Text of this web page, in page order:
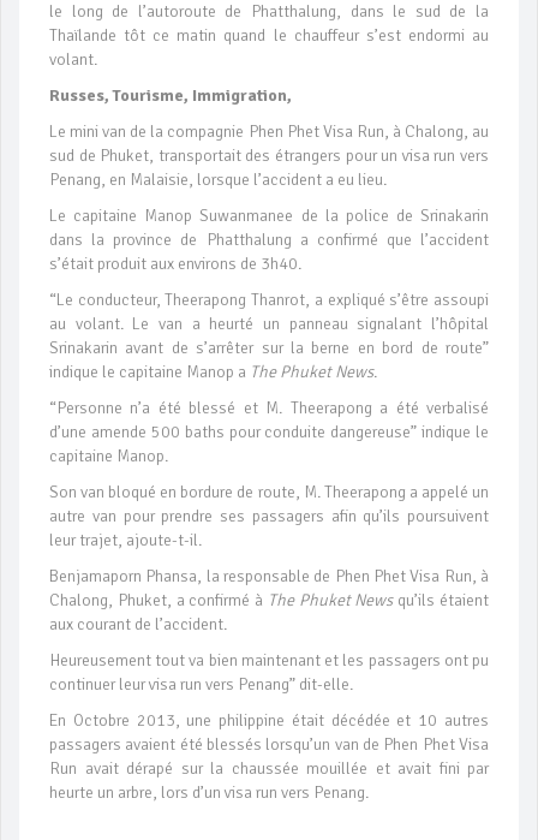
le long de l’autoroute de Phatthalung, dans le sud de la
Thaïlande tôt ce matin quand le chauffeur s’est endormi au
volant.
Russes, Tourisme, Immigration,
Le mini van de la compagnie Phen Phet Visa Run, à Chalong, au
sud de Phuket, transportait des étrangers pour un visa run vers
Penang, en Malaisie, lorsque l’accident a eu lieu.
Le capitaine Manop Suwanmanee de la police de Srinakarin
dans la province de Phatthalung a confirmé que l’accident
s’était produit aux environs de 3h40.
“Le conducteur, Theerapong Thanrot, a expliqué s’être assoupi
au volant. Le van a heurté un panneau signalant l’hôpital
Srinakarin avant de s’arrêter sur la berne en bord de route”
indique le capitaine Manop a The Phuket News.
“Personne n’a été blessé et M. Theerapong a été verbalisé
d’une amende 500 baths pour conduite dangereuse” indique le
capitaine Manop.
Son van bloqué en bordure de route, M. Theerapong a appelé un
autre van pour prendre ses passagers afin qu’ils poursuivent
leur trajet, ajoute-t-il.
Benjamaporn Phansa, la responsable de Phen Phet Visa Run, à
Chalong, Phuket, a confirmé à The Phuket Newsqu’ils étaient
aux courant de l’accident.
Heureusement tout va bien maintenant et les passagers ont pu
continuer leur visa run vers Penang” dit-elle.
En Octobre 2013, une philippine était décédée et 10 autres
passagers avaient été blessés lorsqu’un van de Phen Phet Visa
Run avait dérapé sur la chaussée mouillée et avait fini par
heurte un arbre, lors d’un visa run vers Penang.